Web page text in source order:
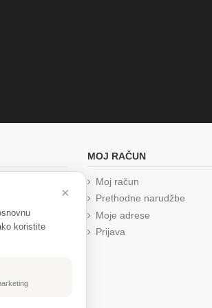
×
koristite
MOJ RAČUN
Moj račun
Prethodne narudžbe
Moje adrese
Prijava